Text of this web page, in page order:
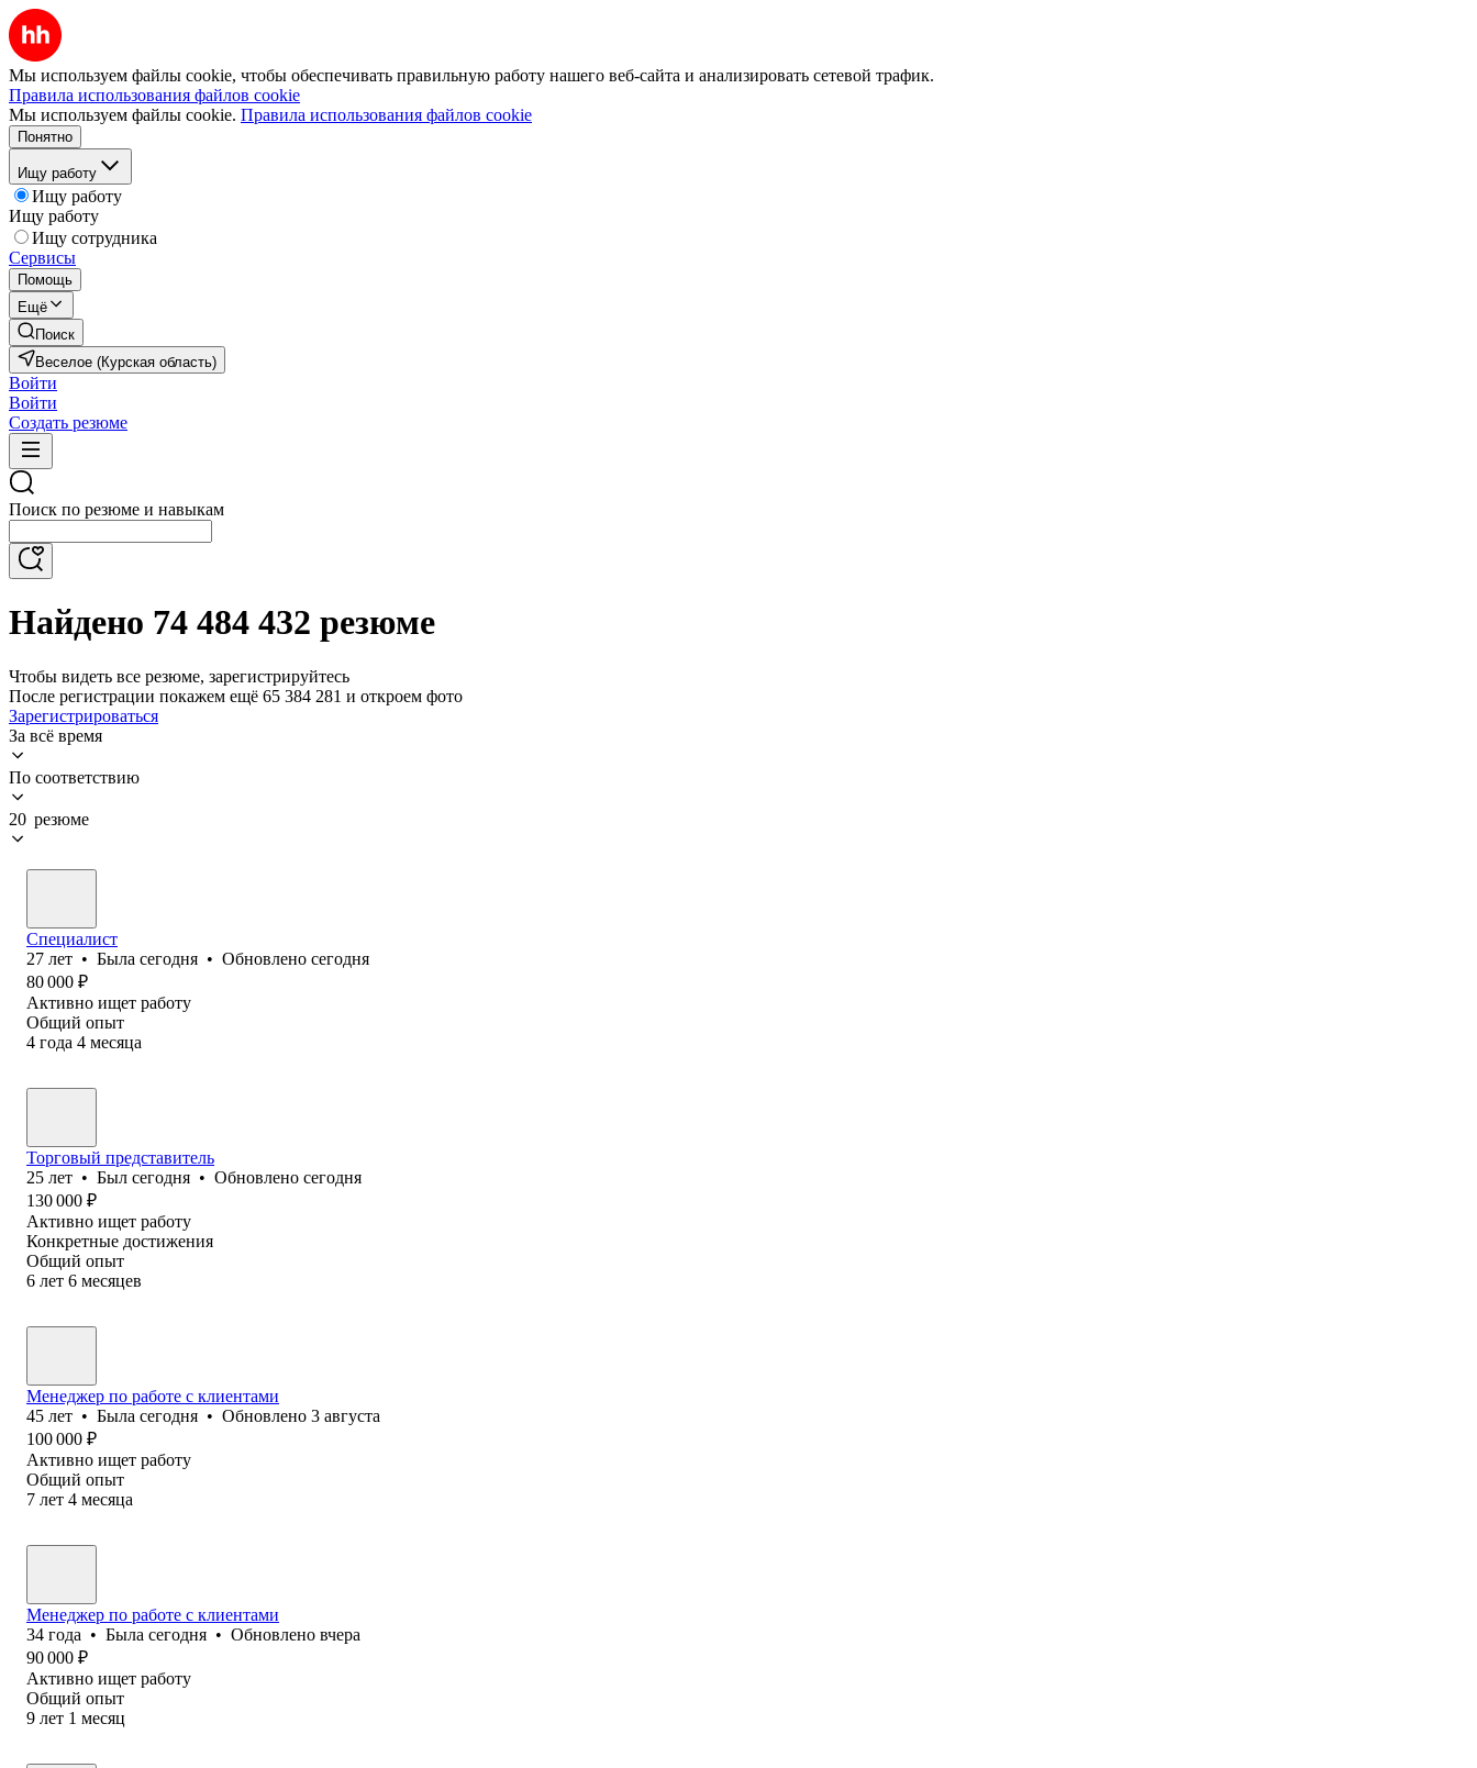
Мы используем файлы cookie, чтобы обеспечивать правильную работу нашего веб-сайта и анализировать сетевой трафик.
Правила использования файлов cookie
Мы используем файлы cookie. Правила использования файлов cookie
Понятно
Ищу работу
Ищу работу
Ищу работу
Ищу сотрудника
Сервисы
Помощь
Ещё
Поиск
Веселое (Курская область)
Войти
Войти
Создать резюме
Поиск по резюме и навыкам
Найдено 74 484 432 резюме
Чтобы видеть все резюме, зарегистрируйтесь
После регистрации покажем ещё 65 384 281 и откроем фото
Зарегистрироваться
За всё время
По соответствию
20 резюме
Специалист
27 лет • Была сегодня • Обновлено сегодня
80 000 ₽
Активно ищет работу
Общий опыт
4 года 4 месяца
Торговый представитель
25 лет • Был сегодня • Обновлено сегодня
130 000 ₽
Активно ищет работу
Конкретные достижения
Общий опыт
6 лет 6 месяцев
Менеджер по работе с клиентами
45 лет • Была сегодня • Обновлено 3 августа
100 000 ₽
Активно ищет работу
Общий опыт
7 лет 4 месяца
Менеджер по работе с клиентами
34 года • Была сегодня • Обновлено вчера
90 000 ₽
Активно ищет работу
Общий опыт
9 лет 1 месяц